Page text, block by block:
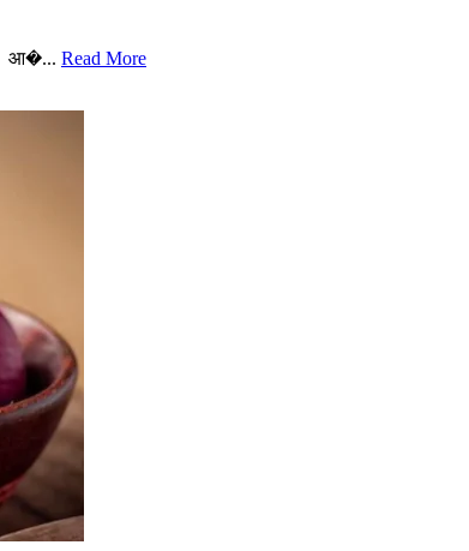
आ�... Read More